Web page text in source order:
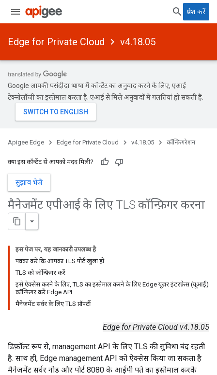
प्रवेश करें
Edge for Private Cloud v4.18.05
Google आपकी पसंदीदा भाषा में कॉन्टेंट का अनुवाद करने के लिए, एआई
टेक्नोलॉजी का इस्तेमाल करता है. एआई से मिले अनुवादों में गलतियां हो सकती हैं.
Apigee Edge Edge for Private Cloud v4.18.05 कॉन्फ़िगरेशन
क्या इस कॉन्टेंट से आपको मदद मिली?
सुझाव भेजें
मैनेजमेंट एपीआई के लिए TLS कॉन्फ़िगर करना
इस पेज पर, यह जानकारी उपलब्ध है
पक्का करें कि आपका TLS पोर्ट खुला हो
TLS को कॉन्फ़िगर करें
इसे ऐक्सेस करने के लिए, TLS का इस्तेमाल करने के लिए Edge यूज़र इंटरफ़ेस (यूआई)
कॉन्फ़िगर करें Edge API
मैनेजमेंट सर्वर के लिए TLS प्रॉपर्टी
Edge for Private Cloud v4.18.05
डिफ़ॉल्ट रूप से, management API के लिए TLS की सुविधा बंद रहती
है. साथ ही, Edge management API को ऐक्सेस किया जा सकता है
मैनेजमेंट सर्वर नोड और पोर्ट 8080 के आईपी पते का इस्तेमाल करके